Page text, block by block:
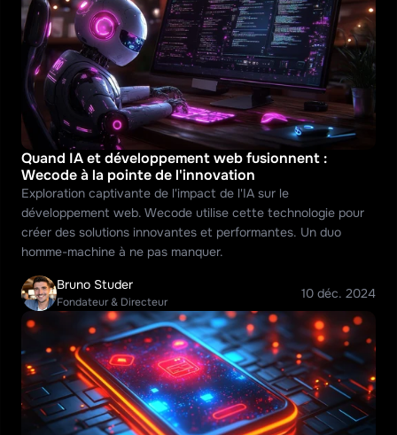
Quand IA et développement web fusionnent :
Wecode à la pointe de l'innovation
Exploration captivante de l'impact de l'IA sur le
développement web. Wecode utilise cette technologie pour
créer des solutions innovantes et performantes. Un duo
homme-machine à ne pas manquer.
Bruno Studer
Fondateur & Directeur
10 déc. 2024